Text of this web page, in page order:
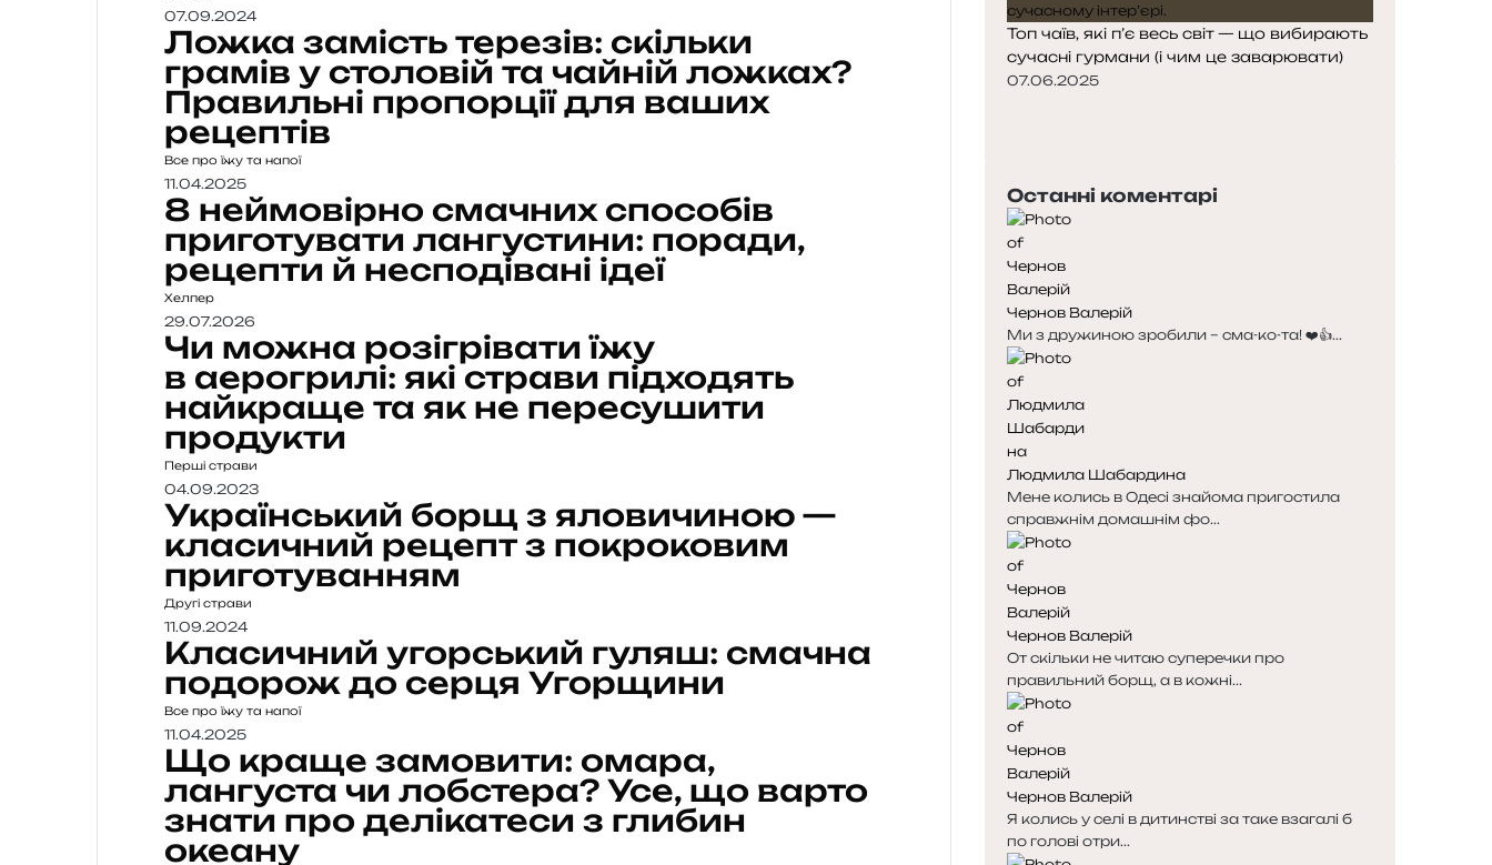
07.09.2024
Ложка замість терезів: скільки
грамів у столовій та чайній ложках?
Правильні пропорції для ваших
рецептів
Все про їжу та напої
11.04.2025
8 неймовірно смачних способів
приготувати лангустини: поради,
рецепти й несподівані ідеї
Хелпер
29.07.2026
Чи можна розігрівати їжу
в аерогрилі: які страви підходять
найкраще та як не пересушити
продукти
Перші страви
04.09.2023
Український борщ з яловичиною —
класичний рецепт з покроковим
приготуванням
Другі страви
11.09.2024
Класичний угорський гуляш: смачна
подорож до серця Угорщини
Все про їжу та напої
11.04.2025
Що краще замовити: омара,
лангуста чи лобстера? Усе, що варто
знати про делікатеси з глибин
океану
Топ чаїв, які п’є весь світ — що вибирають
сучасні гурмани (і чим це заварювати)
07.06.2025
Останні коментарі
Чернов Валерій
Ми з дружиною зробили – сма-ко-та! ❤️👍...
Людмила Шабардина
Мене колись в Одесі знайома пригостила
справжнім домашнім фо...
Чернов Валерій
От скільки не читаю суперечки про
правильний борщ, а в кожні...
Чернов Валерій
Я колись у селі в дитинстві за таке взагалі б
по голові отри...